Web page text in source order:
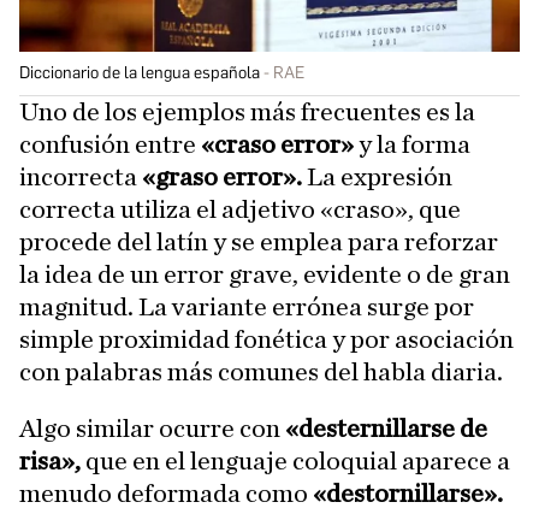
Diccionario de la lengua española RAE
Uno de los ejemplos más frecuentes es la
confusión entre «craso error»y la forma
incorrecta «graso error».La expresión
correcta utiliza el adjetivo «craso», que
procede del latín y se emplea para reforzar
la idea de un error grave, evidente o de gran
magnitud. La variante errónea surge por
simple proximidad fonética y por asociación
con palabras más comunes del habla diaria.
Algo similar ocurre con «desternillarse de
risa», que en el lenguaje coloquial aparece a
menudo deformada como «destornillarse».